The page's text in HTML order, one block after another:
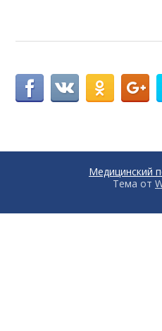
Медицинский
Тема от